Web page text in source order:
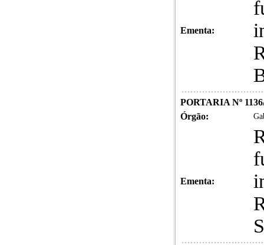
Ementa:
PORTARIA Nº
Órgão:
Ementa: